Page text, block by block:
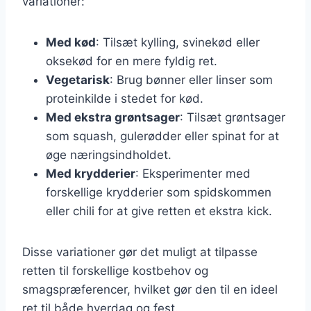
Med kød: Tilsæt kylling, svinekød eller
oksekød for en mere fyldig ret.
Vegetarisk: Brug bønner eller linser som
proteinkilde i stedet for kød.
Med ekstra grøntsager: Tilsæt grøntsager
som squash, gulerødder eller spinat for at
øge næringsindholdet.
Med krydderier: Eksperimenter med
forskellige krydderier som spidskommen
eller chili for at give retten et ekstra kick.
Disse variationer gør det muligt at tilpasse
retten til forskellige kostbehov og
smagspræferencer, hvilket gør den til en ideel
ret til både hverdag og fest.